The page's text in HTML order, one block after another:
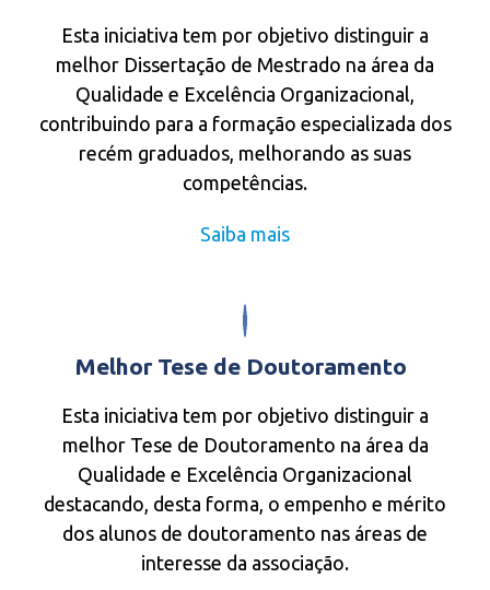
Esta iniciativa tem por objetivo distinguir a
melhor Dissertação de Mestrado na área da
Qualidade e Excelência Organizacional,
contribuindo para a formação especializada dos
recém graduados, melhorando as suas
competências.
Saiba mais
Melhor Tese de Doutoramento
Esta iniciativa tem por objetivo distinguir a
melhor Tese de Doutoramento na área da
Qualidade e Excelência Organizacional
destacando, desta forma, o empenho e mérito
dos alunos de doutoramento nas áreas de
interesse da associação.